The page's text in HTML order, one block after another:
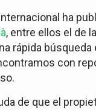
ha
, entre ellos el de
rápida
con
de que el